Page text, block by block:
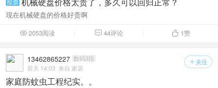
现在机械硬盘的价格好贵啊
 2053阅读  44评论  1赞
 关注
13462865227 数码3段
前天 14:03 来自 家居
家庭防蚊虫工程纪实。。